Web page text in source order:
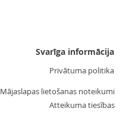
Svarīga informācija
Privātuma politika
Mājaslapas lietošanas noteikumi
Atteikuma tiesības